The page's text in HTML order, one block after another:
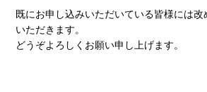
既にお申し込みいただいている皆様には
いただきます。
どうぞよろしくお願い申し上げます。